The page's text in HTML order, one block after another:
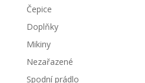
Čepice
Doplňky
Mikiny
Nezařazené
Spodní prádlo